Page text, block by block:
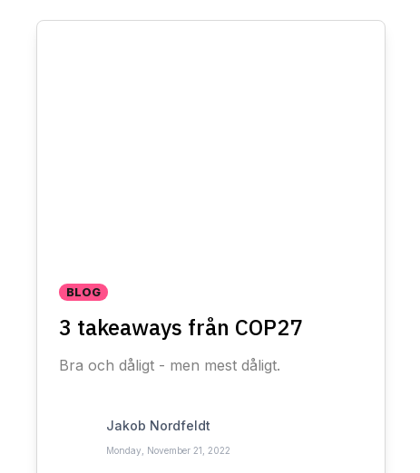
BLOG
3 takeaways från COP27
Bra och dåligt - men mest dåligt.
Jakob Nordfeldt
Monday, November 21, 2022